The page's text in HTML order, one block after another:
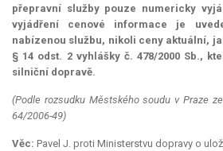
přepravní služby pouze numericky
vyjádření cenové informace je
nabízenou službu, nikoli ceny aktuální,
§ 14 odst. 2 vyhlášky č. 478/2000 Sb.,
silniční dopravě.
(Podle rozsudku Městského soudu v Praze
64/2006-49)
Věc: Pavel J. proti Ministerstvu dopravy o